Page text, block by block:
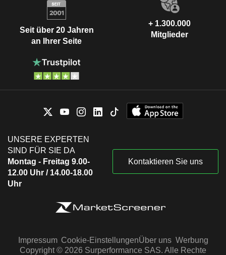
Seit über 20 Jahren
an Ihrer Seite
+ 1.300.000
Mitglieder
UNSERE EXPERTEN
SIND FÜR SIE DA
Montag - Freitag 9.00-
12.00 Uhr / 14.00-18.00
Uhr
Kontaktieren Sie uns
Impressum Cookie-EinstellungenÜber uns Werbung
Copyright © 2026 Surperformance SAS. Alle Rechte